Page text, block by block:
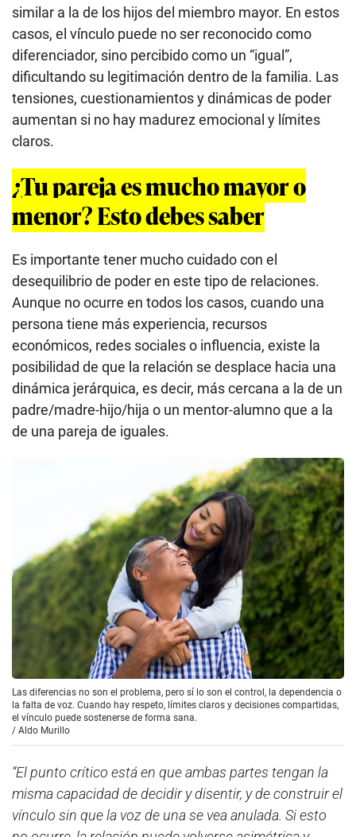
similar a la de los hijos del miembro mayor. En estos
casos, el vínculo puede no ser reconocido como
diferenciador, sino percibido como un “igual”,
dificultando su legitimación dentro de la familia. Las
tensiones, cuestionamientos y dinámicas de poder
aumentan si no hay madurez emocional y límites
claros.
¿Tu pareja es mucho mayor o
menor? Esto debes saber
Es importante tener mucho cuidado con el
desequilibrio de poder en este tipo de relaciones.
Aunque no ocurre en todos los casos, cuando una
persona tiene más experiencia, recursos
económicos, redes sociales o influencia, existe la
posibilidad de que la relación se desplace hacia una
dinámica jerárquica, es decir, más cercana a la de un
padre/madre-hijo/hija o un mentor-alumno que a la
de una pareja de iguales.
Las diferencias no son el problema, pero sí lo son el control, la dependencia o
la falta de voz. Cuando hay respeto, límites claros y decisiones compartidas,
el vínculo puede sostenerse de forma sana.
/ Aldo Murillo
“El punto crítico está en que ambas partes tengan la
misma capacidad de decidir y disentir, y de construir el
vínculo sin que la voz de una se vea anulada. Si esto